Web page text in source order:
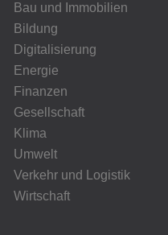
Bau und Immobilien
Bildung
Digitalisierung
Energie
Finanzen
Gesellschaft
Klima
Umwelt
Verkehr und Logistik
Wirtschaft